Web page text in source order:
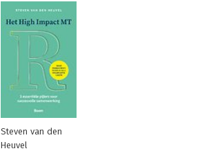
Steven van den
Heuvel